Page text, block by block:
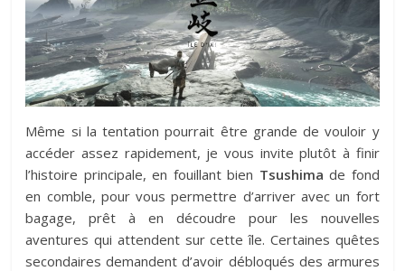
Même si la tentation pourrait être grande de vouloir y
accéder assez rapidement, je vous invite plutôt à finir
l’histoire principale, en fouillant bien Tsushima de fond
en comble, pour vous permettre d’arriver avec un fort
bagage, prêt à en découdre pour les nouvelles
aventures qui attendent sur cette île. Certaines quêtes
secondaires demandent d’avoir débloqués des armures